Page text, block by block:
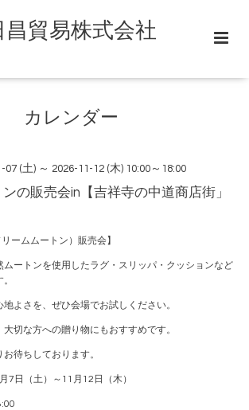
昌貿易株式会社
カレンダー
07 (土) ～ 2026-11-12 (木) 10:00～18:00
ンの販売会in【吉祥寺の中道商店街」
ームムートン）販売会】
ムートンを使用したラグ・スリッパ・クッションなど
よさを、ぜひ会場でお試しください。
切な方への贈り物にもおすすめです。
待ちしております。
7日（土）～11月12日（木）